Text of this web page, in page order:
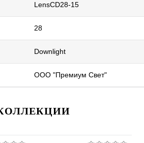
LensCD28-15
28
Downlight
ООО "Премиум Свет"